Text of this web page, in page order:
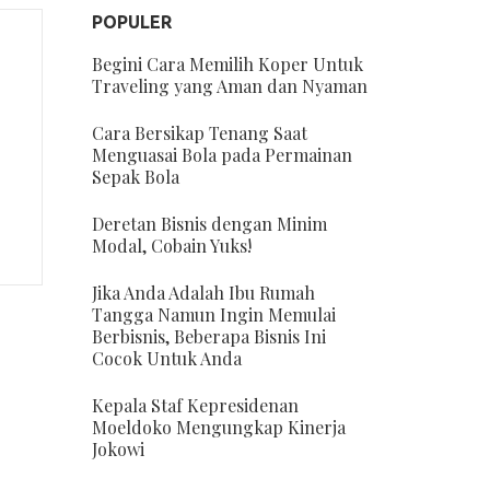
POPULER
Begini Cara Memilih Koper Untuk
Traveling yang Aman dan Nyaman
Cara Bersikap Tenang Saat
Menguasai Bola pada Permainan
Sepak Bola
Deretan Bisnis dengan Minim
Modal, Cobain Yuks!
Jika Anda Adalah Ibu Rumah
Tangga Namun Ingin Memulai
Berbisnis, Beberapa Bisnis Ini
Cocok Untuk Anda
Kepala Staf Kepresidenan
Moeldoko Mengungkap Kinerja
Jokowi